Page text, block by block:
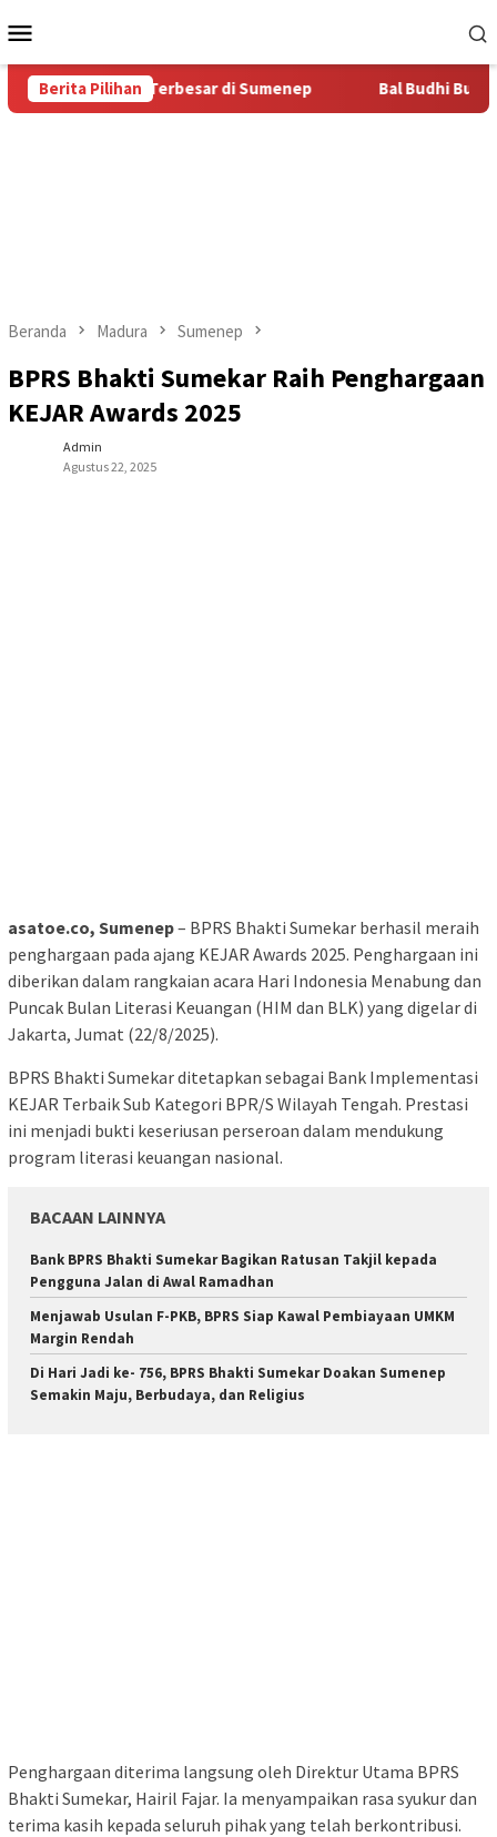
ke
Mobile
Berita Pilihan
Bal Budhi Terbesar di Sumenep Bal Budhi Bupati
Beranda Madura Sumenep
BPRS Bhakti Sumekar Raih Penghargaan
KEJAR Awards 2025
Admin
Agustus 22, 2025
asatoe.co, Sumenep– BPRS Bhakti Sumekar berhasil meraih
penghargaan pada ajang KEJAR Awards 2025. Penghargaan ini
diberikan dalam rangkaian acara Hari Indonesia Menabung dan
Puncak Bulan Literasi Keuangan (HIM dan BLK) yang digelar di
Jakarta, Jumat (22/8/2025).
BPRS Bhakti Sumekar ditetapkan sebagai Bank Implementasi
KEJAR Terbaik Sub Kategori BPR/S Wilayah Tengah. Prestasi
ini menjadi bukti keseriusan perseroan dalam mendukung
program literasi keuangan nasional.
BACAAN LAINNYA
Bank BPRS Bhakti Sumekar Bagikan Ratusan Takjil kepada
Pengguna Jalan di Awal Ramadhan
Menjawab Usulan F-PKB, BPRS Siap Kawal Pembiayaan UMKM
Margin Rendah
Di Hari Jadi ke- 756, BPRS Bhakti Sumekar Doakan Sumenep
Semakin Maju, Berbudaya, dan Religius
Penghargaan diterima langsung oleh Direktur Utama BPRS
Bhakti Sumekar, Hairil Fajar. Ia menyampaikan rasa syukur dan
terima kasih kepada seluruh pihak yang telah berkontribusi.